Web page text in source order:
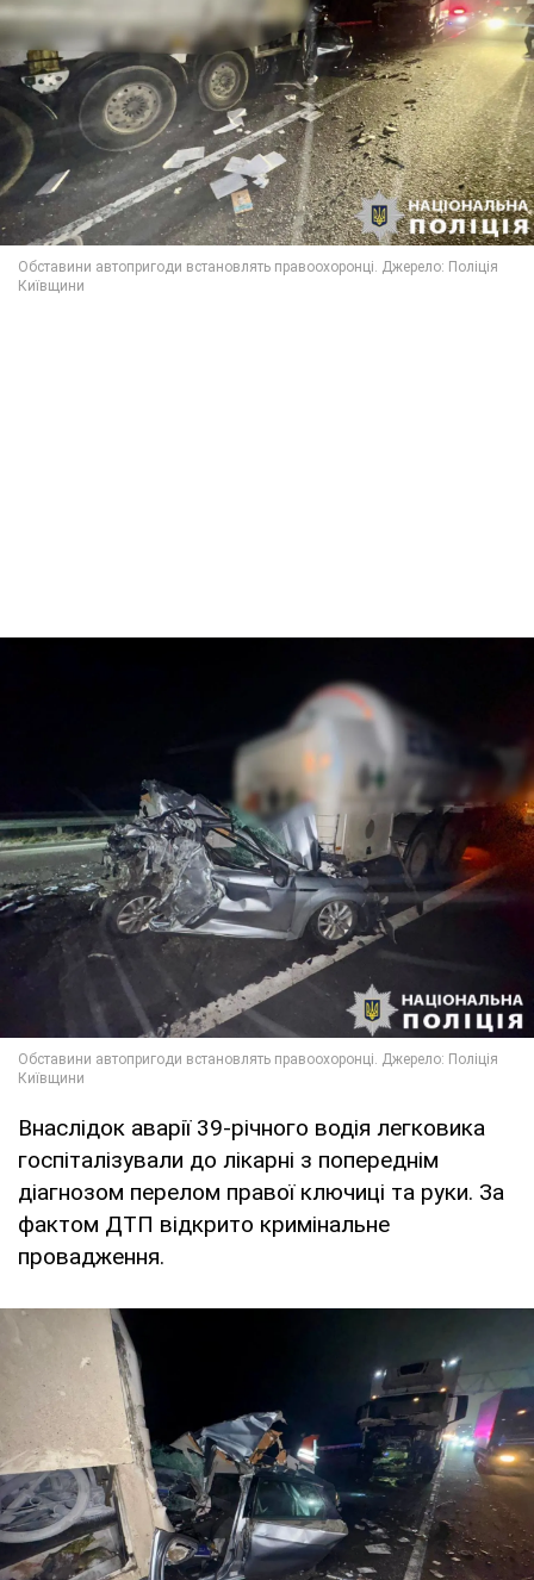
Внаслідок аварії 39-річного водія легковика
госпіталізували до лікарні з попереднім
діагнозом перелом правої ключиці та руки. За
фактом ДТП відкрито кримінальне
провадження.